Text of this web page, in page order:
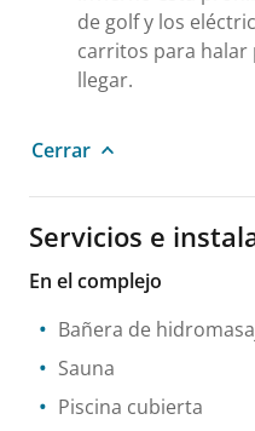
de golf y los
carritos para halar
llegar.
Cerrar
Servicios e
En el complejo
Bañera de
Sauna
Piscina cubierta